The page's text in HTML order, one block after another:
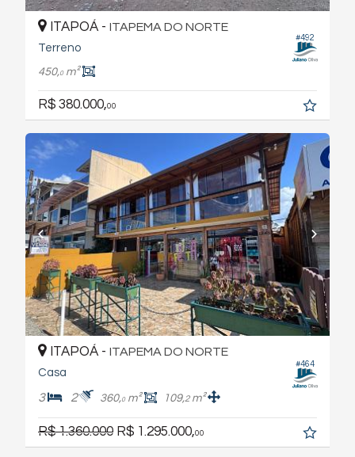
#492
ITAPOÁ - ITAPEMA DO NORTE
Terreno
450,0m²
R$ 380.000,00
#464
ITAPOÁ - ITAPEMA DO NORTE
Casa
3 2 360,0m² 109,2m²
R$ 1.360.000 R$ 1.295.000,00